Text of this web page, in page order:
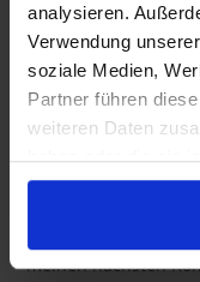
analysieren.
Verwendung
soziale Medien,
Partner führen
weiteren Daten
haben oder die sie
gesammelt haben.
deinen
Namen
oder
Benutzernamen
zum
Kommentieren
deine
E-
Adresse
ein
Gib
deine
Website-
ein
meinen nächsten